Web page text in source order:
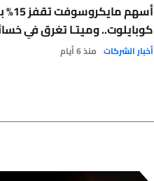
أسهم
كوبايلوت.. وميتـا تغرق في
أخبار الشركات منذ 6 أيام